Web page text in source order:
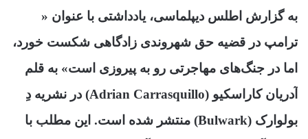
به گزارش اطلس دیپلماسی، یادداشتی با عنوان «
ترامپ در قضیه حق شهروندی زادگاهی شکست خورد،
اما در جنگ‌های مهاجرتی رو به پیروزی است» به قلم
آدریان کاراسکیو (Adrian Carrasquillo) در نشریه دِ
بولوارک (Bulwark) منتشر شده است. این مطلب با